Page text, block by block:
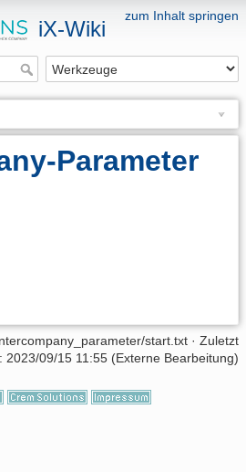
zum Inhalt springen
iX-Wiki
Parameter
start.txt · Zuletzt
2023/09/15 11:55 (Externe Bearbeitung)